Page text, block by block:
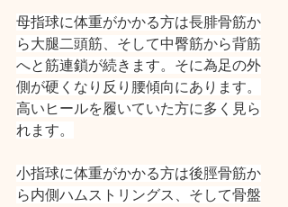
母指球に体重がかかる方は長腓骨筋か
ら大腿二頭筋、そして中臀筋から背筋
へと筋連鎖が続きます。そに為足の外
側が硬くなり反り腰傾向にあります。
高いヒールを履いていた方に多く見ら
れます。
小指球に体重がかかる方は後脛骨筋か
ら内側ハムストリングス、そして骨盤